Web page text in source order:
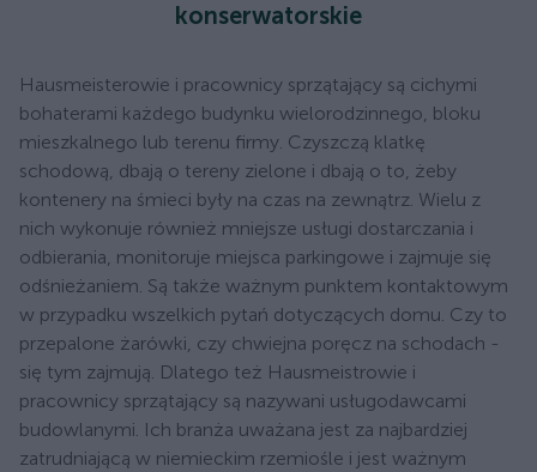
konserwatorskie
Hausmeisterowie i pracownicy sprzątający są cichymi
bohaterami każdego budynku wielorodzinnego, bloku
mieszkalnego lub terenu firmy. Czyszczą klatkę
schodową, dbają o tereny zielone i dbają o to, żeby
kontenery na śmieci były na czas na zewnątrz. Wielu z
nich wykonuje również mniejsze usługi dostarczania i
odbierania, monitoruje miejsca parkingowe i zajmuje się
odśnieżaniem. Są także ważnym punktem kontaktowym
w przypadku wszelkich pytań dotyczących domu. Czy to
przepalone żarówki, czy chwiejna poręcz na schodach -
się tym zajmują. Dlatego też Hausmeistrowie i
pracownicy sprzątający są nazywani usługodawcami
budowlanymi. Ich branża uważana jest za najbardziej
zatrudniającą w niemieckim rzemiośle i jest ważnym